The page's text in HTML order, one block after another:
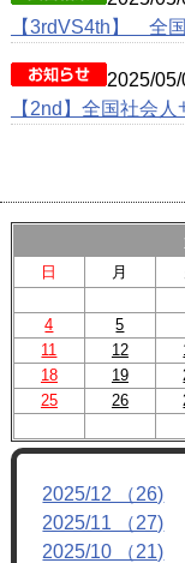
【3rdVS4th】 全
2025/
【2nd】全国社会
日 月
4
5
11
12
18
19
25
26
2025/12 （26)
2025/11 （27)
2025/10 （21)